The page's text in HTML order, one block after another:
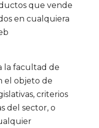
que vende
en cualquiera
la facultad de
el objeto de
criterios
del sector, o